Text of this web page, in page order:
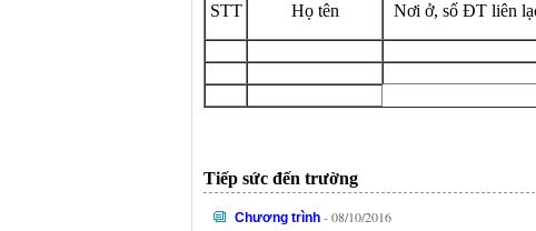
STT Họ tên Nơi ở, số ĐT liên
Tiếp sức đến trường
Chương trình - 08/10/2016